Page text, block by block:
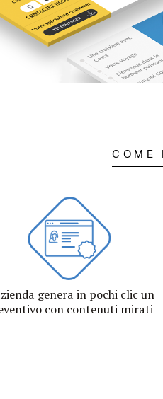
COME
genera in pochi clic un
con contenuti mirati